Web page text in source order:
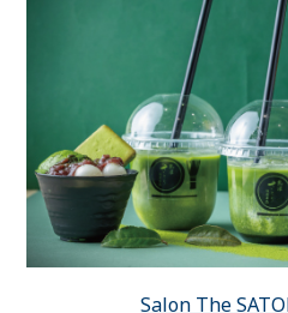
Salon The